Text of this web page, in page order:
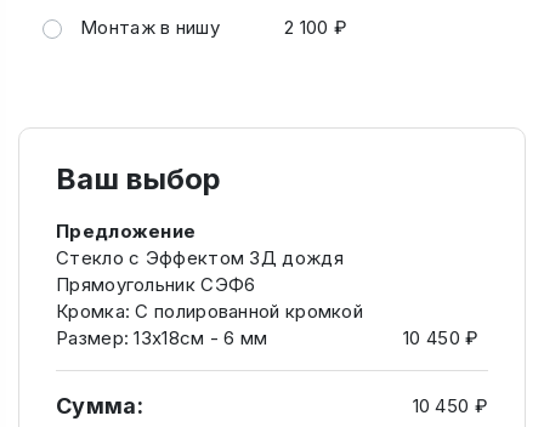
Монтаж в нишу 2 100 ₽
Ваш выбор
Предложение
Стекло с Эффектом 3Д дождя
Прямоугольник СЭФ6
Кромка: C полированной кромкой
Размер: 13х18см - 6 мм
10 450 ₽
Сумма: 10 450 ₽